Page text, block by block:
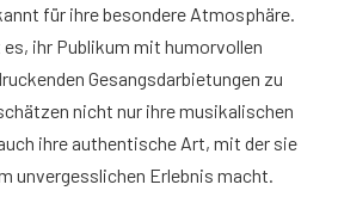
für ihre besondere Atmosphäre.
ihr Publikum mit humorvollen
Gesangsdarbietungen zu
nicht nur ihre musikalischen
ihre authentische Art, mit der sie
unvergesslichen Erlebnis macht.